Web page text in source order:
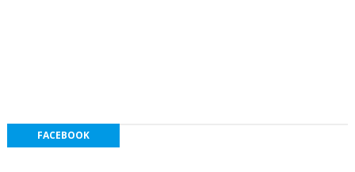
FACEBOOK